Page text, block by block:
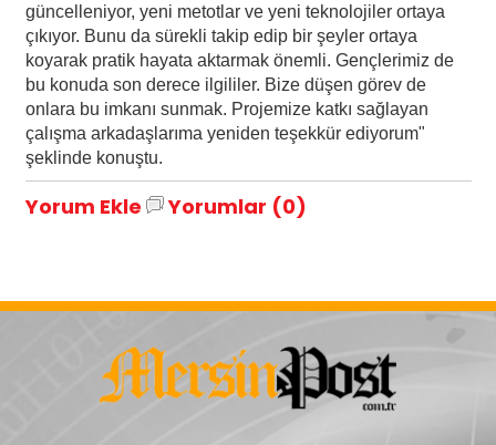
güncelleniyor, yeni metotlar ve yeni teknolojiler ortaya
çıkıyor. Bunu da sürekli takip edip bir şeyler ortaya
koyarak pratik hayata aktarmak önemli. Gençlerimiz de
bu konuda son derece ilgililer. Bize düşen görev de
onlara bu imkanı sunmak. Projemize katkı sağlayan
çalışma arkadaşlarıma yeniden teşekkür ediyorum"
şeklinde konuştu.
Yorum Ekle Yorumlar (0)